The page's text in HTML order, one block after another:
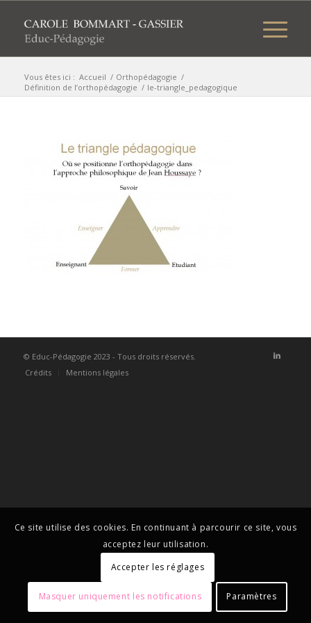
Vous êtes ici : Accueil / Orthopédagogie /
Définition de l’orthopédagogie / le-triangle_pedagogique
© Educ-Pédagogie 2023 - Tous droits réservés.
Crédits
Mentions légales
Ce site utilise des cookies. En continuant à parcourir ce site, vous
acceptez leur utilisation.
Accepter les réglages
Masquer uniquement les notifications Paramètres